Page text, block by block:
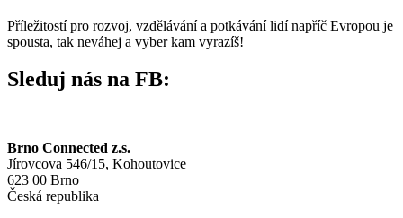
Příležitostí pro rozvoj, vzdělávání a potkávání lidí napříč Evropou je
spousta, tak neváhej a vyber kam vyrazíš!
Sleduj nás na FB:
Brno Connected z.s.
Jírovcova 546/15, Kohoutovice
623 00 Brno
Česká republika